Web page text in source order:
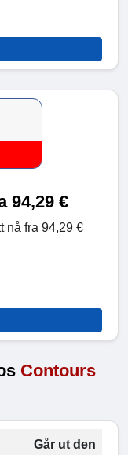
94,29 €
nå fra 94,29 €
Contours
Går ut den